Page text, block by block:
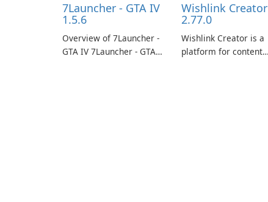
7Launcher - GTA IV
1.5.6
Overview of 7Launcher -
GTA IV 7Launcher - GTA
Wishlink Creator
2.77.0
Wishlink Creator is a
platform for content